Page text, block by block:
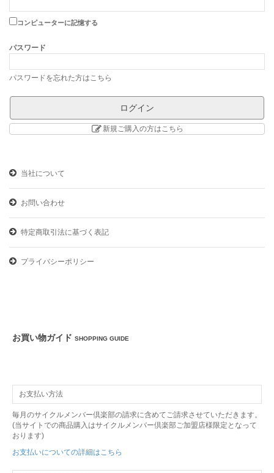
2026年02月10日 お知らせ
2025年11月28日 お知らせ
【重要】サイクルメンバー倶楽部 年末年始のご案内
2025年11月20日 商品情報
システム障害に伴う一部商品の販売停止について
中間決算まとめ買いキャンペーン実施中です
サイクルメンバー倶楽部 お盆期間のご案内
2025年07月09日
コンピューターに記憶する
パスワード
パスワードを忘れた方はこちら
新規ご購入の方はこちら
当社について
お問い合わせ
特定商取引法に基づく表記
プライバシーポリシー
お買い物ガイド SHOPPING GUIDE
お支払い方法
毎月のサイクルメンバー倶楽部の請求に含めてご請求させていただきます。
(当サイトでの商品購入はサイクルメンバー倶楽部ご加盟店様限定となって
おります)
お支払いについての詳細はこちら